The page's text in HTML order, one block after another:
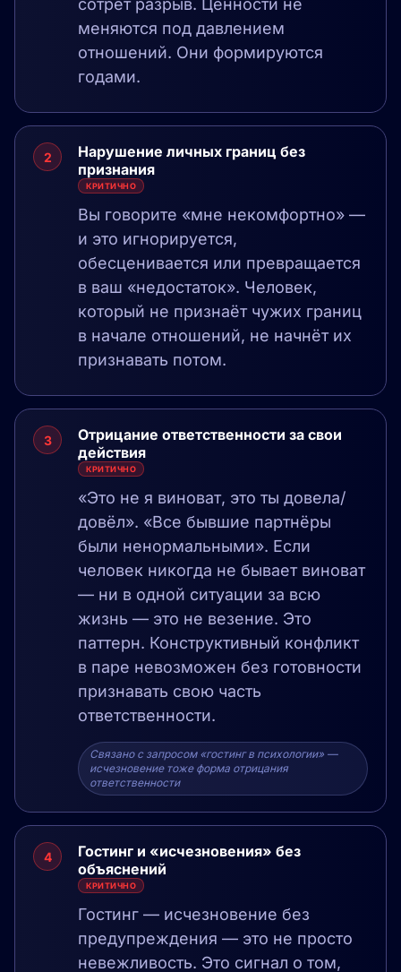
сотрёт разрыв. Ценности не
меняются под давлением
отношений. Они формируются
годами.
2
Нарушение личных границ без
признания
КРИТИЧНО
Вы говорите «мне некомфортно» —
и это игнорируется,
обесценивается или превращается
в ваш «недостаток». Человек,
который не признаёт чужих границ
в начале отношений, не начнёт их
признавать потом.
3
Отрицание ответственности за свои
действия
КРИТИЧНО
«Это не я виноват, это ты довела/
довёл». «Все бывшие партнёры
были ненормальными». Если
человек никогда не бывает виноват
— ни в одной ситуации за всю
жизнь — это не везение. Это
паттерн. Конструктивный конфликт
в паре невозможен без готовности
признавать свою часть
ответственности.
Связано с запросом «гостинг в психологии» —
исчезновение тоже форма отрицания
ответственности
4
Гостинг и «исчезновения» без
объяснений
КРИТИЧНО
Гостинг — исчезновение без
предупреждения — это не просто
невежливость. Это сигнал о том,